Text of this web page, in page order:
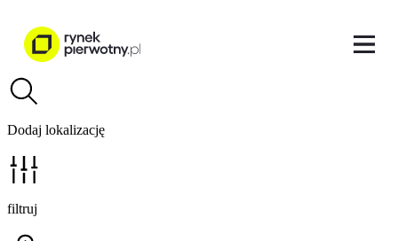
Dodaj lokalizację
filtruj